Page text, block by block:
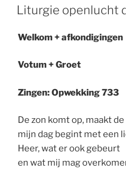
OP
Liturgie openlucht
Welkom + afkondigingen
Votum + Groet
Zingen: Opwekking 733
De zon komt op, maakt
mijn dag begint met een
Heer, wat er ook gebeurt
en wat mij mag